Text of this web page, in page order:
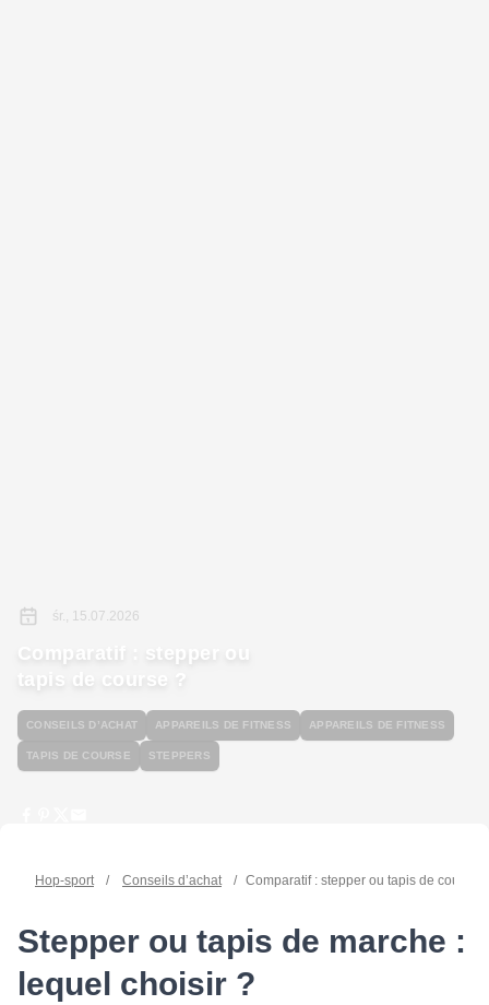
śr., 15.07.2026
Comparatif : stepper ou
tapis de course ?
CONSEILS D’ACHAT APPAREILS DE FITNESS APPAREILS DE FITNESS
TAPIS DE COURSE STEPPERS
Hop-sport / Conseils d’achat / Comparatif : stepper ou tapis de course ?
Stepper ou tapis de marche :
lequel choisir ?